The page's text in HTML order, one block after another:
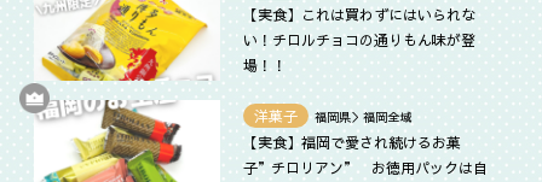
【実食】これは買わずにはいられな
い！チロルチョコの通りもん味が登
場！！
洋菓子 福岡県＞福岡全域
【実食】福岡で愛され続けるお菓
子”チロリアン” お徳用パックは自